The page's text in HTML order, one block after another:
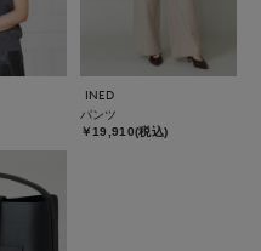
INED
パンツ
￥19,910(税込)